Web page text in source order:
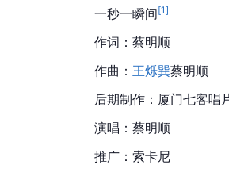
一秒一瞬间[1]
作词：蔡明顺
作曲： 王烁巽蔡明顺
后期制作：厦门七客唱
演唱：蔡明顺
推广：索卡尼